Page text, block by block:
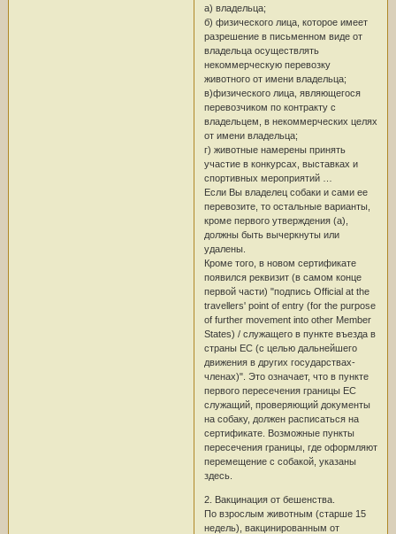
а) владельца;
б) физического лица, которое имеет
разрешение в письменном виде от
владельца осуществлять
некоммерческую перевозку
животного от имени владельца;
в)физического лица, являющегося
перевозчиком по контракту с
владельцем, в некоммерческих целях
от имени владельца;
г) животные намерены принять
участие в конкурсах, выставках и
спортивных мероприятий …
Если Вы владелец собаки и сами ее
перевозите, то остальные варианты,
кроме первого утверждения (а),
должны быть вычеркнуты или
удалены.
Кроме того, в новом сертификате
появился реквизит (в самом конце
первой части) "подпись Official at the
travellers' point of entry (for the purpose
of further movement into other Member
States) / служащего в пункте въезда в
страны ЕС (с целью дальнейшего
движения в других государствах-
членах)". Это означает, что в пункте
первого пересечения границы ЕС
служащий, проверяющий документы
на собаку, должен расписаться на
сертификате. Возможные пункты
пересечения границы, где оформляют
перемещение с собакой, указаны
здесь.
2. Вакцинация от бешенства.
По взрослым животным (старше 15
недель), вакцинированным от